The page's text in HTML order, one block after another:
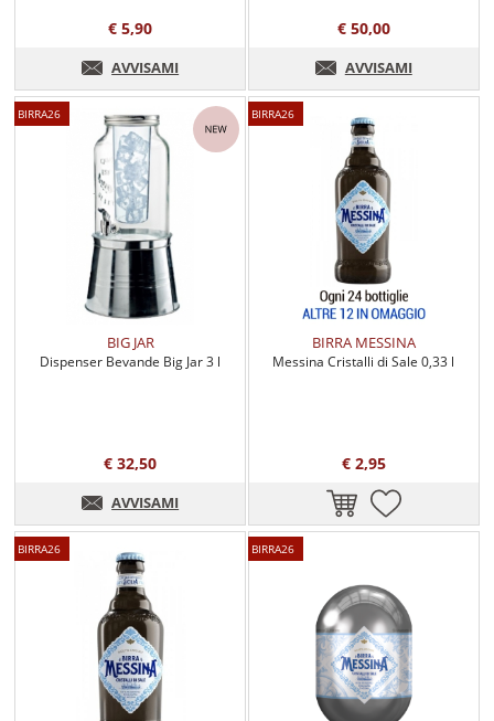
€ 5,90
AVVISAMI
€ 50,00
AVVISAMI
BIRRA26
BIG JAR
Dispenser Bevande Big Jar 3 l
€ 32,50
AVVISAMI
BIRRA26
BIRRA MESSINA
Messina Cristalli di Sale 0,33 l
€ 2,95
BIRRA26 BIRRA26